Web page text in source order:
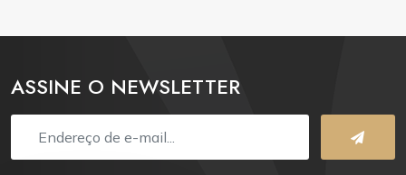
ASSINE O NEWSLETTER